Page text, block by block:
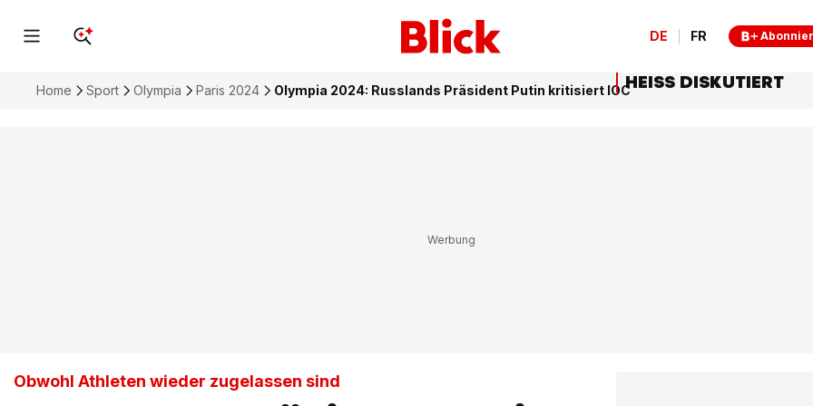
DE FR
Home Sport Olympia Paris 2024 Olympia 2024: Russlands Präsident Putin kritisiert IOC
Obwohl Athleten wieder zugelassen sind
HEISS DISKUTIERT